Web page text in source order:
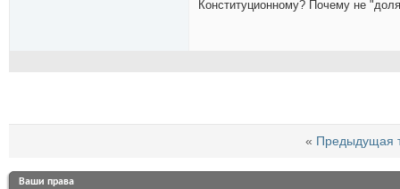
Конституционному? Почему не
« Предыдущая
Ваши права